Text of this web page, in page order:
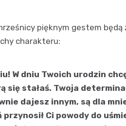
pięknym gestem
charakteru:
W dniu Twoich urodzin
się stałaś. Twoja
dajesz innym, są dla
Ci powody do